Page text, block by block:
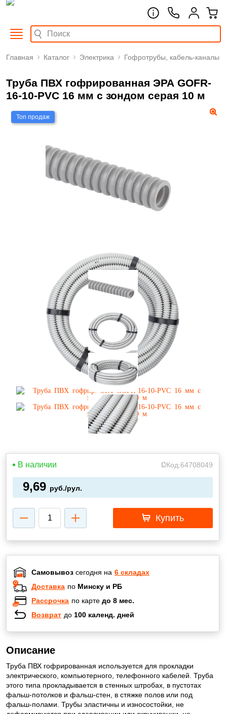
Главная Каталог Электрика Гофротрубы, кабель-каналы
Труба ПВХ гофрированная ЭРА GOFR-
16-10-PVС 16 мм с зондом серая 10 м
Топ продаж
В наличии Код:64708049
9,69 руб./рул.
Купить
Самовывоз сегодня на 6 складах
Доставка по Минску и РБ
Рассрочка по карте до 8 мес.
Возврат до 100 календ. дней
Описание
Труба ПВХ гофрированная используется для прокладки
электрического, компьютерного, телефонного кабелей. Труба
этого типа прокладывается в стенных штробах, в пустотах
фальш-потолков и фальш-стен, в стяжке полов или под
фальш-полами. Трубы эластичны и износостойки, не